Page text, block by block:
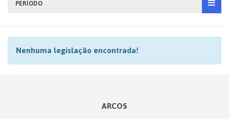
PERÍODO
Nenhuma legislação encontrada!
ARCOS